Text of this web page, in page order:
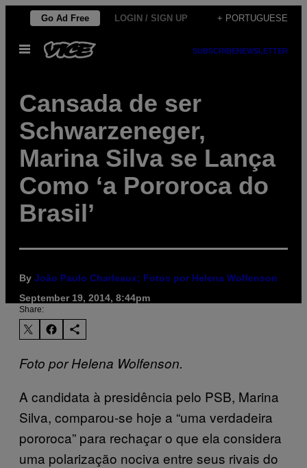
Skip
content
Go Ad Free LOGIN / SIGN UP + PORTUGUESE
Open
Menu
SUBSCRIBENEWSLETTER
Cansada de ser
Schwarzeneger,
Marina Silva se Lança
Como ‘a Pororoca do
Brasil’
By João Paulo Charleaux; Fotos por Helena Wolfenson
September 19, 2014, 8:44pm
Share:
Foto por Helena Wolfenson.
A candidata à presidência pelo PSB, Marina
Silva, comparou-se hoje a “uma verdadeira
pororoca” para rechaçar o que ela considera
uma polarização nociva entre seus rivais do